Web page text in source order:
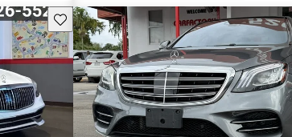
Guarda este Aviso